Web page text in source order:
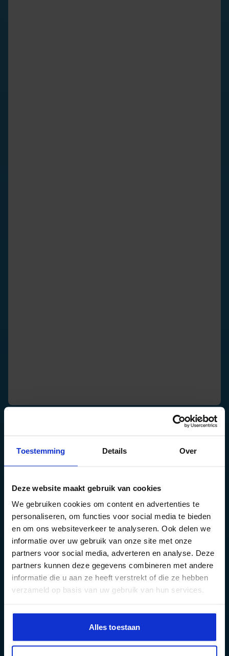
Toestemming Details Over
Deze website maakt gebruik van cookies
We gebruiken cookies om content en advertenties te
personaliseren, om functies voor social media te bieden
en om ons websiteverkeer te analyseren. Ook delen we
informatie over uw gebruik van onze site met onze
partners voor social media, adverteren en analyse. Deze
partners kunnen deze gegevens combineren met andere
informatie die u aan ze heeft verstrekt of die ze hebben
verzameld op basis van uw gebruik van hun services.
Alles toestaan